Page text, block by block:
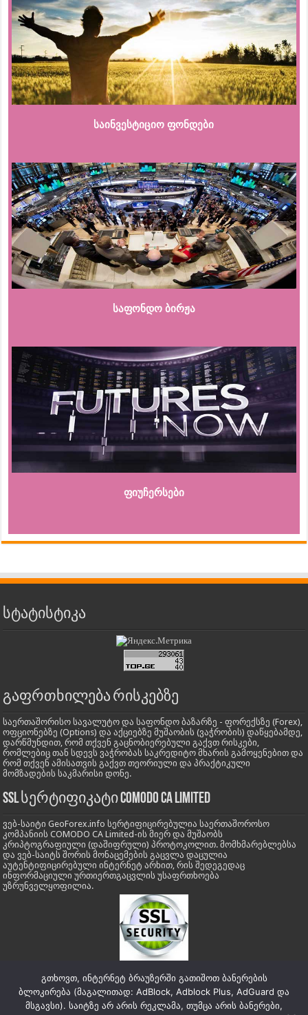
საინვესტიციო ფონდები
საფონდო ბირჟა
ფიუჩერსები
სტატისტიკა
გაფრთხილება რისკებზე
საერთაშორისო სავალუტო და საფონდო ბაზარზე - ფორექსზე (Forex),
ოფციონებზე (Options) და აქციებზე მუშაობის (ვაჭრობის) დაწყებამდე,
დარწმუნდით, რომ თქვენ გაცნობიერებული გაქვთ რისკები,
რომლებიც თან სდევს ვაჭრობას საკრედიტო მხარის გამოყენებით და
რომ თქვენ ამისათვის გაქვთ თეორიული და პრაქტიკული
მომზადების საკმარისი დონე.
SSL სერტიფიკატი COMODO CA LIMITED
ვებ-საიტი GeoForex.info სერტიფიცირებულია საერთაშოროსო
კომპანიის COMODO CA Limited-ის მიერ და მუშაობს
კრიპტოგრაფიული (დაშიფრული) პროტოკოლით. მომხმარებლებსა
და ვებ-საიტს შორის მონაცემების გაცვლა დაცულია
აუტენტიფიცირებული ინტერნეტ არხით, რის შედეგედაც
ინფორმაციული ურთიერთგაცვლის უსაფრთხოება
უზრუნველყოფილია.
საიტის რუკა: Site Map Full|Site Map Posts |Site Map Pages|Site Map
გთხოვთ, ინტერნეტ ბრაუზერში გათიშოთ ბანერების
ბლოკირება (მაგალითად: AdBlock, Adblock Plus, AdGuard და
მსგავსი). საიტზე არ არის რეკლამა, თუმცა არის ბანერები,